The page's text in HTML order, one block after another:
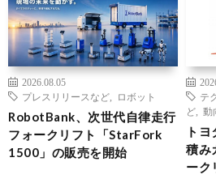
2026.08.05
プレスリリースなど
ロボット
RobotBank、次世代自律走行
フォークリフト「StarFork
1500」の販売を開始
テ
ど
動
ト
積み
ーク